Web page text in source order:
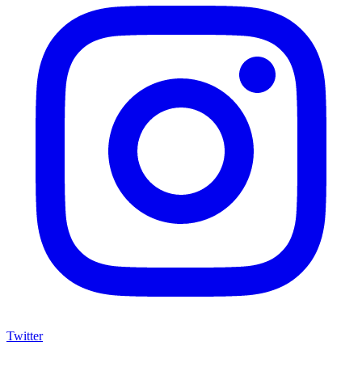
Twitter